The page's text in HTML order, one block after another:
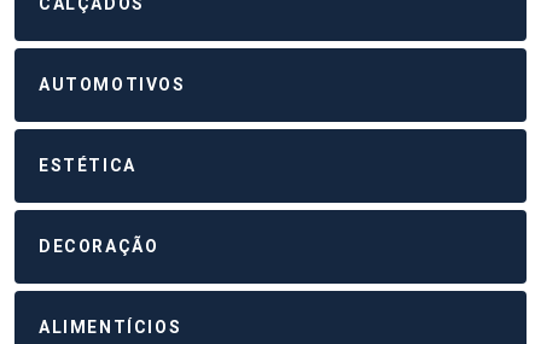
AUTOMOTIVOS
ESTÉTICA
DECORAÇÃO
ALIMENTÍCIOS